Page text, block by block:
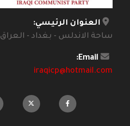
العنوان الرئيسي:
ساحة الاندلس - بغداد - العراق
Email:
iraqicp@hotmail.com